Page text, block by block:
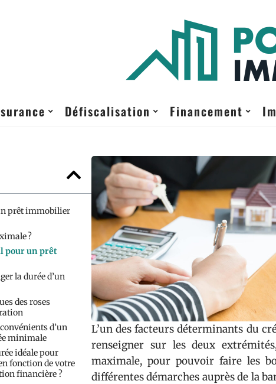
Défiscalisation Financement
prêt immobilier
?
pour un prêt
la durée d’un
des roses
d’un
minimale
idéale pour
fonction de votre
financière ?
L’un des facteurs déterminants du
renseigner sur les deux
maximale, pour pouvoir faire les
différentes démarches auprès de la